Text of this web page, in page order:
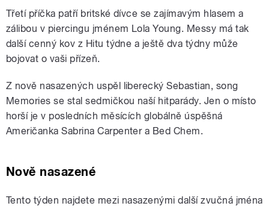
Třetí příčka patří britské dívce se zajímavým hlasem a
zálibou v piercingu jménem Lola Young. Messy má tak
další cenný kov z Hitu týdne a ještě dva týdny může
bojovat o vaši přízeň.
Z nově nasazených uspěl liberecký Sebastian, song
Memories se stal sedmičkou naší hitparády. Jen o místo
horší je v posledních měsících globálně úspěšná
Američanka Sabrina Carpenter a Bed Chem.
Nově nasazené
Tento týden najdete mezi nasazenými další zvučná jména